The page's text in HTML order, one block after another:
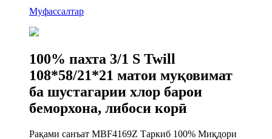
Муфассалтар
100% пахта 3/1 S Twill
108*58/21*21 матои муқовимат
ба шустагарии хлор барои
беморхона, либоси корӣ
Рақами санъат MBF4169Z Таркиб 100% Миқдори